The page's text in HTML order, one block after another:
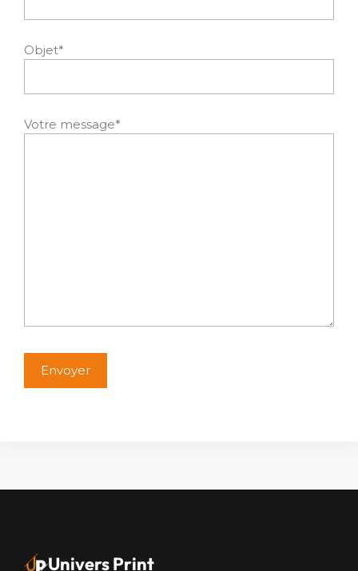
Objet*
Votre message*
Univers Print